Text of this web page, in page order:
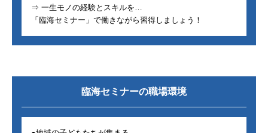
⇒ 一生モノの経験とスキルを…
「臨海セミナー」で働きながら習得しましょう！
臨海セミナーの職場環境